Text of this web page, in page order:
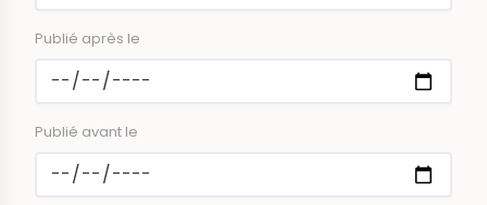
Publié après le
Publié avant le